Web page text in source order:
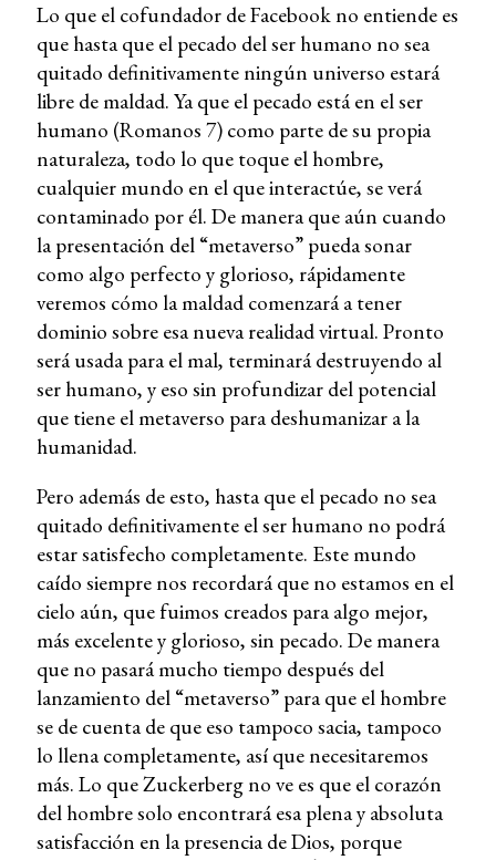
Lo que el cofundador de Facebook no entiende es
que hasta que el pecado del ser humano no sea
quitado definitivamente ningún universo estará
libre de maldad. Ya que el pecado está en el ser
humano (Romanos 7) como parte de su propia
naturaleza, todo lo que toque el hombre,
cualquier mundo en el que interactúe, se verá
contaminado por él. De manera que aún cuando
la presentación del “metaverso” pueda sonar
como algo perfecto y glorioso, rápidamente
veremos cómo la maldad comenzará a tener
dominio sobre esa nueva realidad virtual. Pronto
será usada para el mal, terminará destruyendo al
ser humano, y eso sin profundizar del potencial
que tiene el metaverso para deshumanizar a la
humanidad.
Pero además de esto, hasta que el pecado no sea
quitado definitivamente el ser humano no podrá
estar satisfecho completamente. Este mundo
caído siempre nos recordará que no estamos en el
cielo aún, que fuimos creados para algo mejor,
más excelente y glorioso, sin pecado. De manera
que no pasará mucho tiempo después del
lanzamiento del “metaverso” para que el hombre
se de cuenta de que eso tampoco sacia, tampoco
lo llena completamente, así que necesitaremos
más. Lo que Zuckerberg no ve es que el corazón
del hombre solo encontrará esa plena y absoluta
satisfacción en la presencia de Dios, porque